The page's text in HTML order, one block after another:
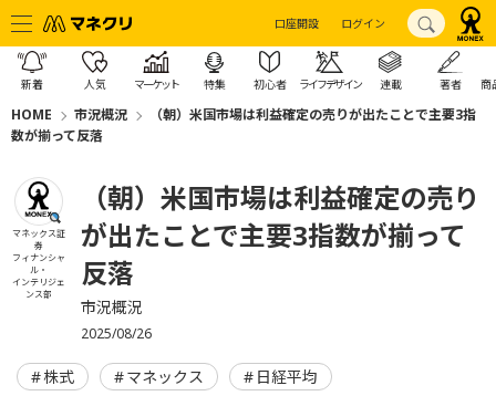
口座開設 ログイン
新着 人気 マーケット 特集 初心者 ライフデザイン 連載 著者 商
HOME 市況概況
（朝）米国市場は利益確定の売りが出たことで主要3指
数が揃って反落
マネックス証
券
フィナンシャ
ル・
インテリジェ
ンス部
（朝）米国市場は利益確定の売り
が出たことで主要3指数が揃って
反落
市況概況
2025/08/26
株式 マネックス 日経平均